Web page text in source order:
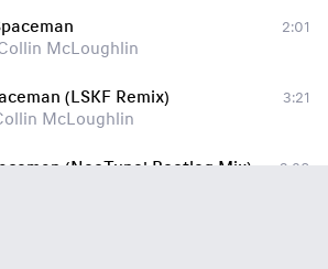
McLoughlin
2:01
(LSKF Remix)
McLoughlin
3:21
(NeoTune! Bootleg Mix)
3:28